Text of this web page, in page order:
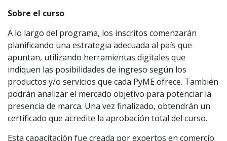
Sobre el curso
A lo largo del programa, los inscritos comenzarán
planificando una estrategia adecuada al país que
apuntan, utilizando herramientas digitales que
indiquen las posibilidades de ingreso según los
productos y/o servicios que cada PyME ofrece. También
podrán analizar el mercado objetivo para potenciar la
presencia de marca. Una vez finalizado, obtendrán un
certificado que acredite la aprobación total del curso.
Esta capacitación fue creada por expertos en comercio